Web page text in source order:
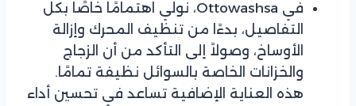
في Ottowashsa، نولي اهتمامًا خاصًا بكل
التفاصيل، بدءًا من تنظيف المحرك وإزالة
الأوساخ، وصولاً إلى التأكد من أن الزجاج
والخزانات الخاصة بالسوائل نظيفة تمامًا.
هذه العناية الإضافية تساعد في تحسين أداء